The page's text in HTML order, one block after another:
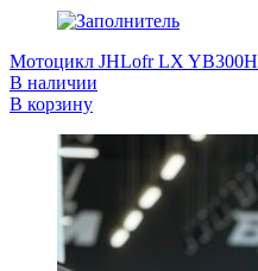
Мотоцикл JHLofr LX YB300H
В наличии
В корзину